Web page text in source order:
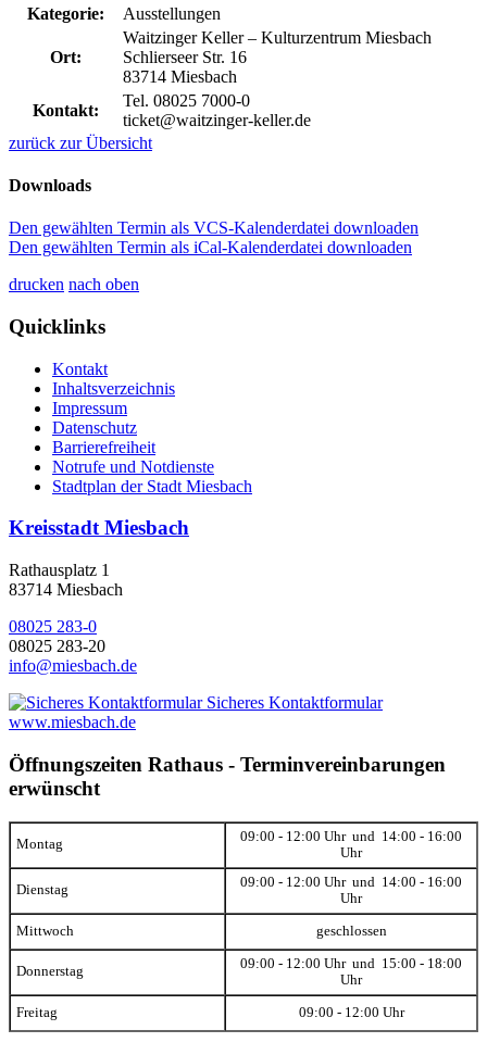
Kategorie:
Ausstellungen
Ort:
Waitzinger Keller – Kulturzentrum Miesbach
Schlierseer Str. 16
83714 Miesbach
Kontakt:
Tel. 08025 7000-0
ticket@waitzinger-keller.de
zurück zur Übersicht
Downloads
Den gewählten Termin als VCS-Kalenderdatei downloaden
Den gewählten Termin als iCal-Kalenderdatei downloaden
drucken nach oben
Quicklinks
Kontakt
Inhaltsverzeichnis
Impressum
Datenschutz
Barrierefreiheit
Notrufe und Notdienste
Stadtplan der Stadt Miesbach
Kreisstadt Miesbach
Rathausplatz 1
83714 Miesbach
08025 283-0
08025 283-20
info@miesbach.de
Sicheres Kontaktformular
www.miesbach.de
Öffnungszeiten Rathaus - Terminvereinbarungen
erwünscht
Montag
09:00 - 12:00 Uhr und 14:00 - 16:00
Uhr
Dienstag
09:00 - 12:00 Uhr und 14:00 - 16:00
Uhr
Mittwoch geschlossen
Donnerstag
09:00 - 12:00 Uhr und 15:00 - 18:00
Uhr
Freitag 09:00 - 12:00 Uhr